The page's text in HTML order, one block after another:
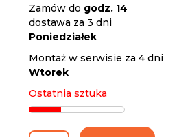
Zamów do godz. 14
dostawa za 3 dni
Poniedziałek
Montaż w serwisie za 4 dni
Wtorek
Ostatnia sztuka